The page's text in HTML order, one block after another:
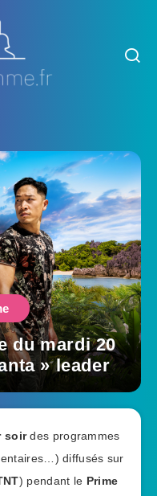
du mardi 20
» leader
soirdes programmes
diffusés sur
) pendant le Prime